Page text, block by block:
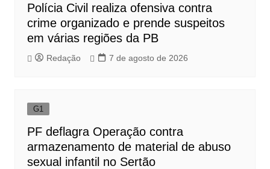
Polícia Civil realiza ofensiva contra
crime organizado e prende suspeitos
em várias regiões da PB
Redação 7 de agosto de 2026
G1
PF deflagra Operação contra
armazenamento de material de abuso
sexual infantil no Sertão